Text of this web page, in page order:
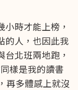
時才能上榜，
的人，也因此我
北班兩地跑，
樣是我的讀書
再多體感上就沒